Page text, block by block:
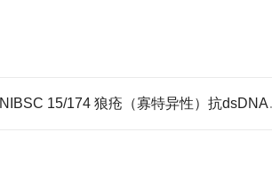
NIBSC 15/174 狼疮（寡特异性）抗dsDNA抗体标准品介绍